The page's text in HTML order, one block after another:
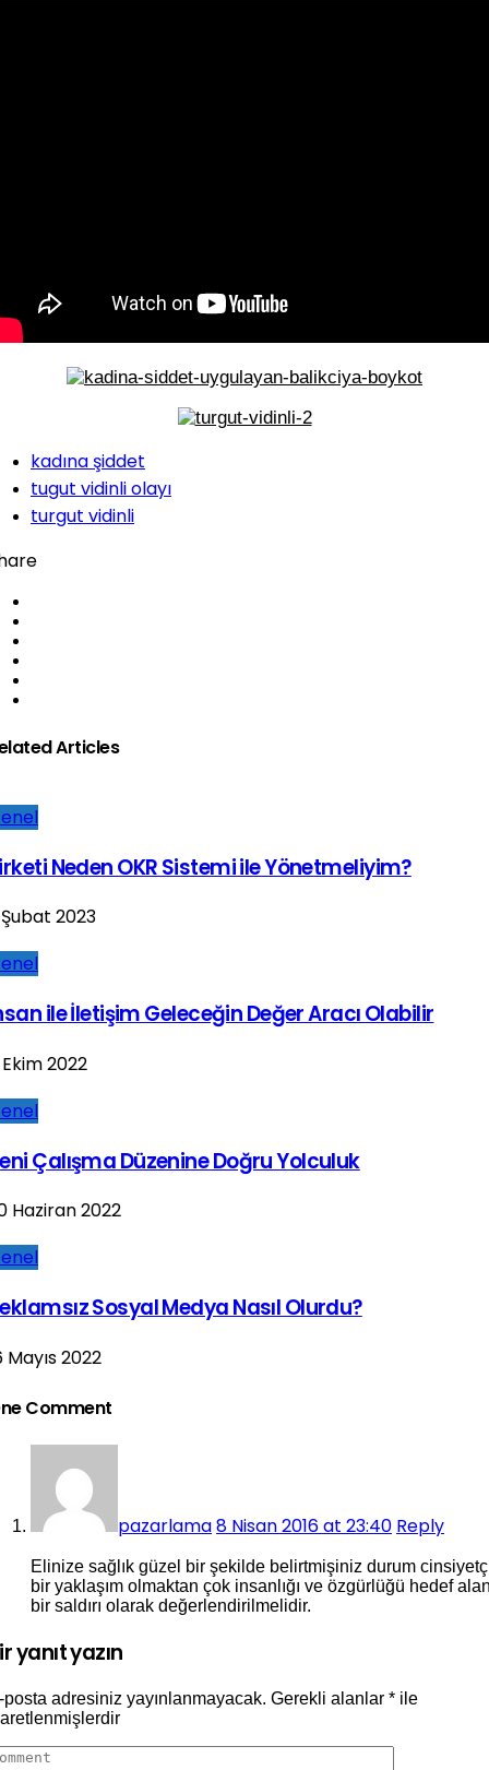
kadına şiddet
tugut vidinli olayı
turgut vidinli
Articles
Neden OKR Sistemi ile Yönetmeliyim?
2023
ile İletişim Geleceğin Değer Aracı Olabilir
2022
Çalışma Düzenine Doğru Yolculuk
Haziran 2022
Sosyal Medya Nasıl Olurdu?
Mayıs 2022
Comment
pazarlama8 Nisan 2016 at 23:40 Reply
Elinize sağlık güzel bir şekilde belirtmişiniz durum
bir yaklaşım olmaktan çok insanlığı ve özgürlüğü hedef
bir saldırı olarak değerlendirilmelidir.
yanıt yazın
posta adresiniz yayınlanmayacak. Gerekli alanlar * ile